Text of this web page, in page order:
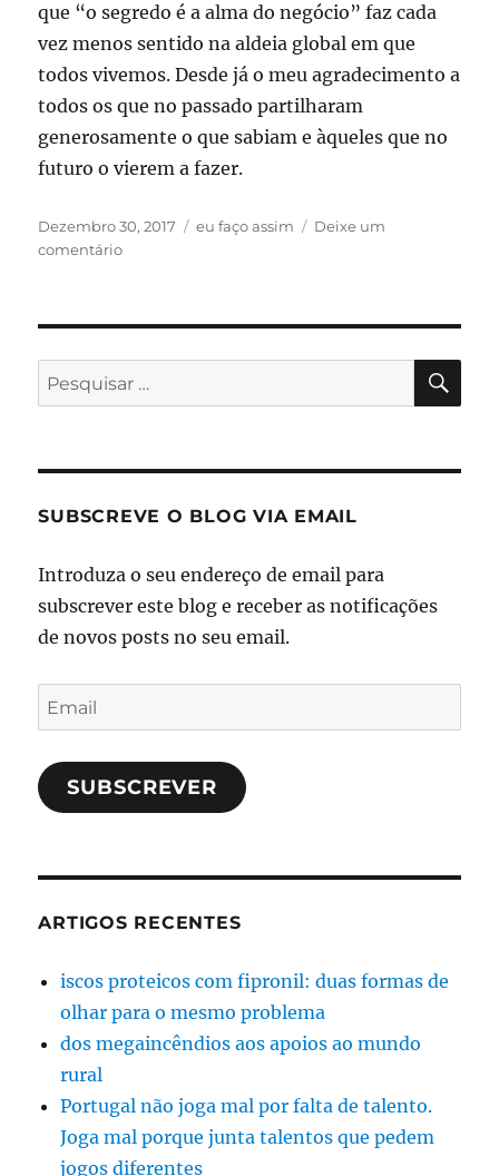
que “o segredo é a alma do negócio” faz cada
vez menos sentido na aldeia global em que
todos vivemos. Desde já o meu agradecimento a
todos os que no passado partilharam
generosamente o que sabiam e àqueles que no
futuro o vierem a fazer.
Publicado
em
Dezembro 30, 2017 Categorias
eu faço assim
Deixe um
comentáriosobre
desta
categoria
temática
Pesquisar
por:
SUBSCREVE O BLOG VIA EMAIL
Introduza o seu endereço de email para
subscrever este blog e receber as notificações
de novos posts no seu email.
Email
SUBSCREVER
ARTIGOS RECENTES
iscos proteicos com fipronil: duas formas de
olhar para o mesmo problema
dos megaincêndios aos apoios ao mundo
rural
Portugal não joga mal por falta de talento.
Joga mal porque junta talentos que pedem
jogos diferentes